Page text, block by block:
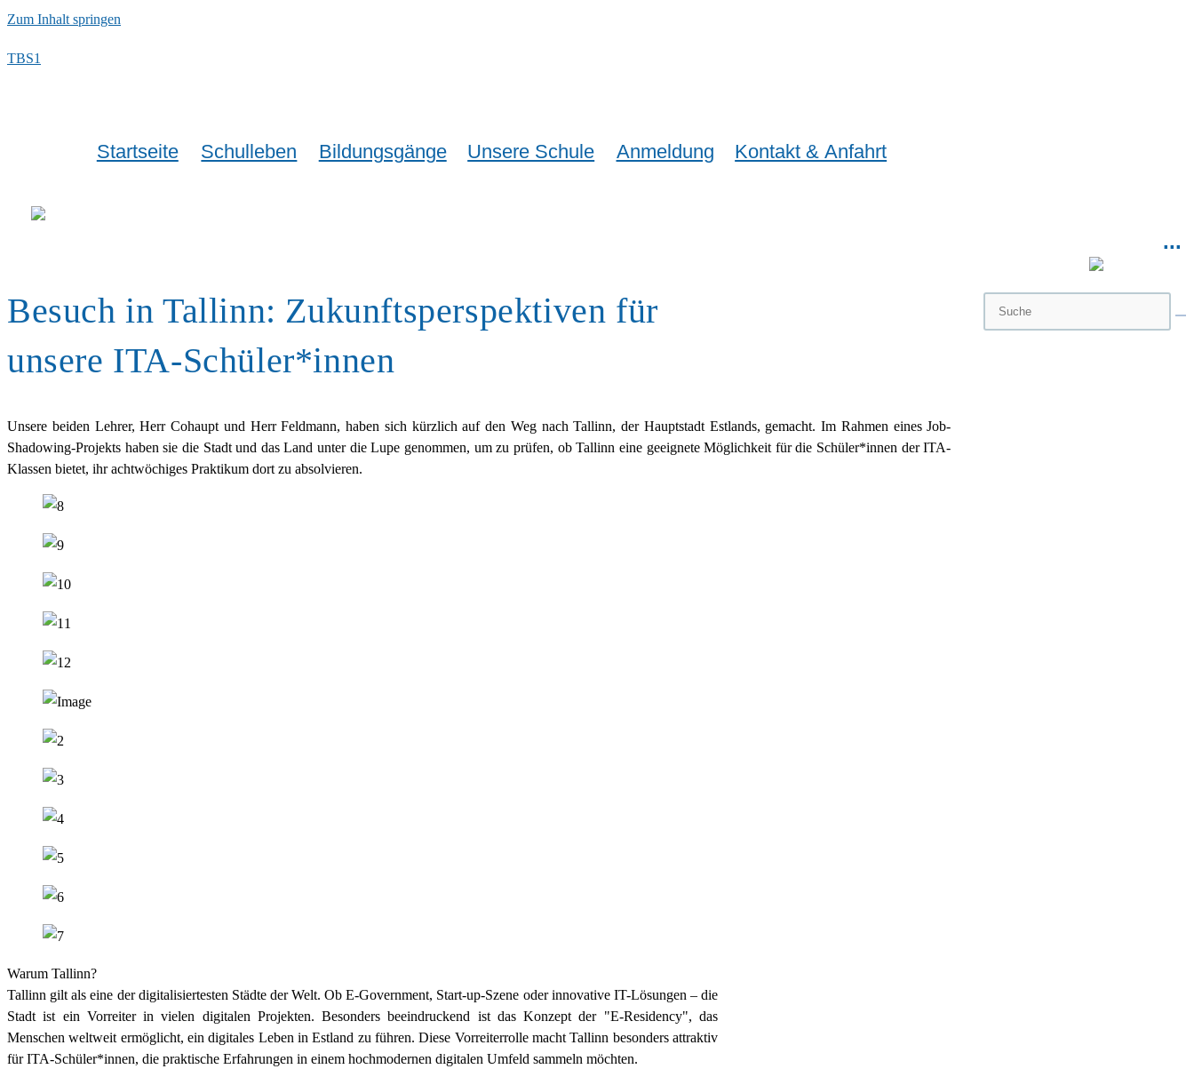
Zum Inhalt springen
TBS1
Startseite Schulleben Bildungsgänge Unsere Schule Anmeldung Kontakt & Anfahrt
...
Besuch in Tallinn: Zukunftsperspektiven für
unsere ITA-Schüler*innen
Unsere beiden Lehrer, Herr Cohaupt und Herr Feldmann, haben sich kürzlich auf den Weg nach Tallinn, der Hauptstadt Estlands, gemacht. Im Rahmen eines Job-
Shadowing-Projekts haben sie die Stadt und das Land unter die Lupe genommen, um zu prüfen, ob Tallinn eine geeignete Möglichkeit für die Schüler*innen der ITA-
Klassen bietet, ihr achtwöchiges Praktikum dort zu absolvieren.
Warum Tallinn?
Tallinn gilt als eine der digitalisiertesten Städte der Welt. Ob E-Government, Start-up-Szene oder innovative IT-Lösungen – die
Stadt ist ein Vorreiter in vielen digitalen Projekten. Besonders beeindruckend ist das Konzept der "E-Residency", das
Menschen weltweit ermöglicht, ein digitales Leben in Estland zu führen. Diese Vorreiterrolle macht Tallinn besonders attraktiv
für ITA-Schüler*innen, die praktische Erfahrungen in einem hochmodernen digitalen Umfeld sammeln möchten.